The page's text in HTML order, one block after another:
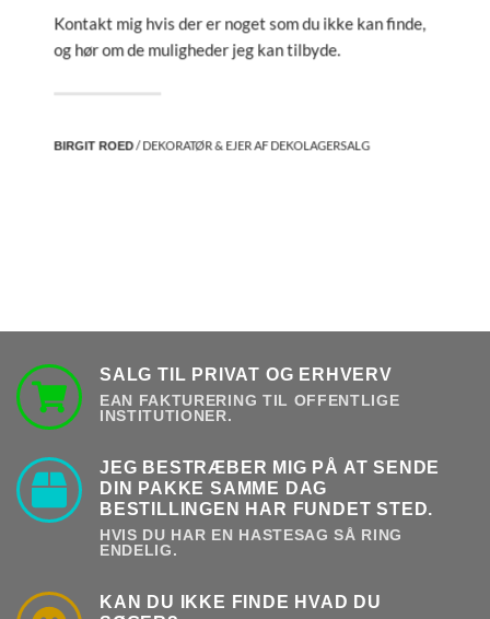
Kontakt mig hvis der er noget som du ikke kan finde,
og hør om de muligheder jeg kan tilbyde.
BIRGIT ROED/ DEKORATØR & EJER AF DEKOLAGERSALG
SALG TIL PRIVAT OG ERHVERV
EAN FAKTURERING TIL OFFENTLIGE
INSTITUTIONER.
JEG BESTRÆBER MIG PÅ AT SENDE
DIN PAKKE SAMME DAG
BESTILLINGEN HAR FUNDET STED.
HVIS DU HAR EN HASTESAG SÅ RING
ENDELIG.
KAN DU IKKE FINDE HVAD DU